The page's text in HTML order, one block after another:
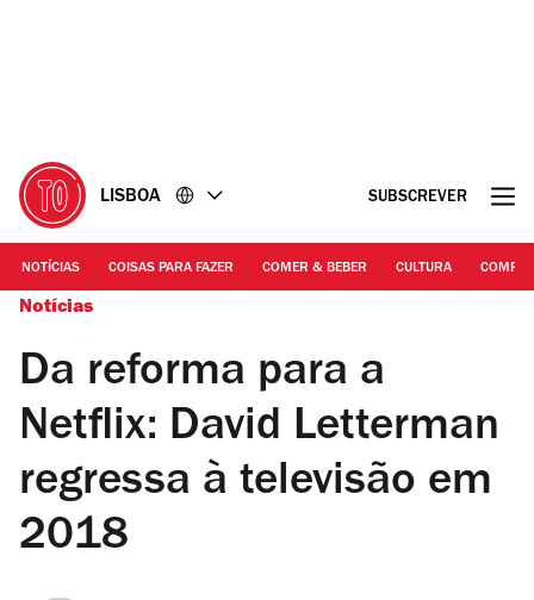
LISBOA SUBSCREVER
NOTÍCIAS COISAS PARA FAZER COMER & BEBER CULTURA
Notícias
Da reforma para a
Netflix: David Letterman
regressa à televisão em
2018